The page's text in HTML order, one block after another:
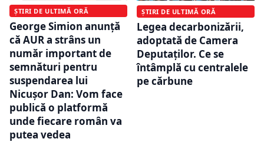
ȘTIRI DE ULTIMĂ ORĂ
George Simion anunță
că AUR a strâns un
număr important de
semnături pentru
suspendarea lui
Nicușor Dan: Vom face
publică o platformă
unde fiecare român va
putea vedea
ȘTIRI DE ULTIMĂ ORĂ
Legea decarbonizării,
adoptată de Camera
Deputaților. Ce se
întâmplă cu centralele
pe cărbune